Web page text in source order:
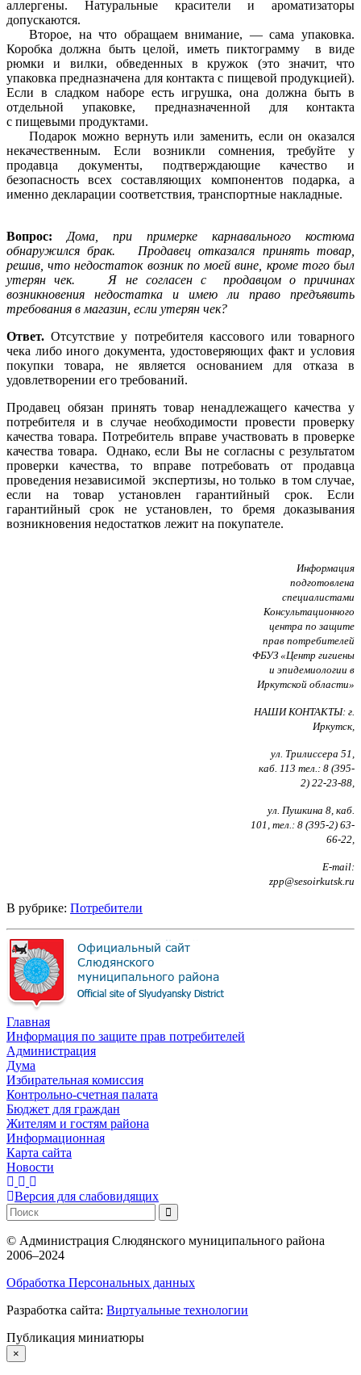
аллергены. Натуральные красители и ароматизаторы
допускаются.
Второе, на что обращаем внимание, — сама упаковка.
Коробка должна быть целой, иметь пиктограмму
в виде
рюмки и вилки, обведенных в кружок (это значит, что
упаковка предназначена для контакта с пищевой продукцией).
Если в сладком наборе есть игрушка, она должна быть в
отдельной упаковке, предназначенной для контакта
с пищевыми продуктами.
Подарок можно вернуть или заменить, если он оказался
некачественным. Если возникли сомнения, требуйте у
продавца документы, подтверждающие качество и
безопасность всех составляющих компонентов подарка, а
именно декларации соответствия, транспортные накладные.
Вопрос: Дома, при примерке карнавального костюма
обнаружился брак.
Продавец отказался принять товар,
решив, что недостаток возник по моей вине, кроме того был
утерян чек.
Я не согласен с
продавцом о причинах
возникновения недостатка и имею ли право предъявить
требования в магазин, если утерян чек?
Ответ.Отсутствие у потребителя кассового или товарного
чека либо иного документа, удостоверяющих факт и условия
покупки товара, не является основанием для отказа в
удовлетворении его требований.
Продавец обязан принять товар ненадлежащего качества у
потребителя и в случае необходимости провести проверку
качества товара. Потребитель вправе участвовать в проверке
качества товара.
Однако, если Вы не согласны с результатом
проверки качества, то вправе потребовать от продавца
проведения независимой экспертизы, но только в том случае,
если на товар установлен гарантийный срок. Если
гарантийный срок не установлен, то бремя доказывания
возникновения недостатков лежит на покупателе.
Информация
подготовлена
специалистами
Консультационного
центра по защите
прав потребителей
ФБУЗ «Центр гигиены
и эпидемиологии в
Иркутской области»
НАШИ КОНТАКТЫ: г.
Иркутск,
ул. Трилиссера 51,
каб. 113 тел.: 8 (395-
2) 22-23-88,
ул. Пушкина 8, каб.
101, тел.: 8 (395-2) 63-
66-22,
E-mail:
zpp@sesoirkutsk.ru
В рубрике: Потребители
Главная
Информация по защите прав потребителей
Администрация
Дума
Избирательная комиссия
Контрольно-счетная палата
Бюджет для граждан
Жителям и гостям района
Информационная
Карта сайта
Новости
Версия для слабовидящих
© Администрация Слюдянского муниципального района
2006–2024
Обработка Персональных данных
Разработка сайта: Виртуальные технологии
Публикация миниатюры
×